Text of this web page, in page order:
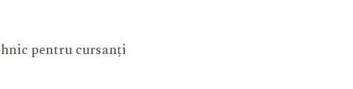
pentru cursanți